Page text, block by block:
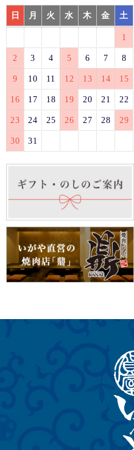
日 月 火 水 木 金 土
1
2 3 4 5 6 7 8
9 10 11 12 13 14 15
16 17 18 19 20 21 22
23 24 25 26 27 28 29
30 31